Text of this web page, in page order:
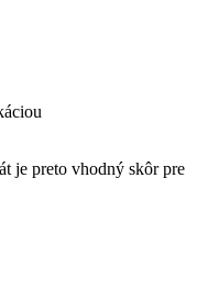
je preto vhodný skôr pre